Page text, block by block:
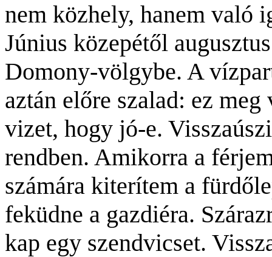
nem közhely, hanem való
Június közepétől
Domony-völgybe. A
aztán előre szalad: ez
vizet, hogy jó-e.
rendben. Amikorra a
számára kiterítem a
feküdne a gazdiéra.
kap egy szendvicset.